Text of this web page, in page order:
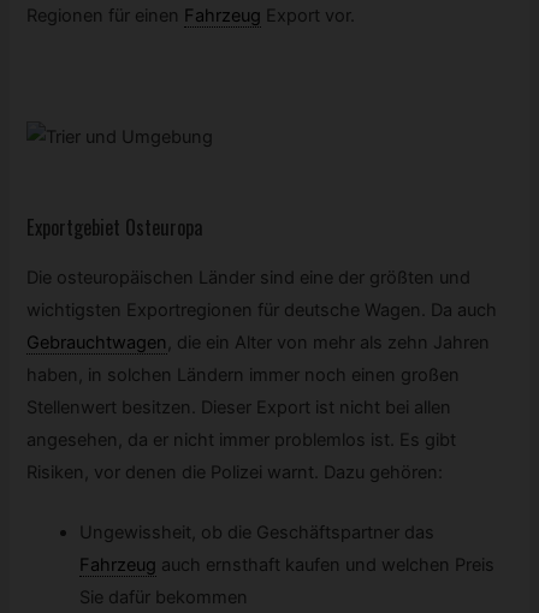
Regionen für einen Fahrzeug Export vor.
Exportgebiet Osteuropa
Die osteuropäischen Länder sind eine der größten und
wichtigsten Exportregionen für deutsche Wagen. Da auch
Gebrauchtwagen , die ein Alter von mehr als zehn Jahren
haben, in solchen Ländern immer noch einen großen
Stellenwert besitzen. Dieser Export ist nicht bei allen
angesehen, da er nicht immer problemlos ist. Es gibt
Risiken, vor denen die Polizei warnt. Dazu gehören:
Ungewissheit, ob die Geschäftspartner das
Fahrzeug auch ernsthaft kaufen und welchen Preis
Sie dafür bekommen